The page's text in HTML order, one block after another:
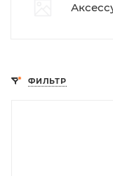
ФИЛЬТР